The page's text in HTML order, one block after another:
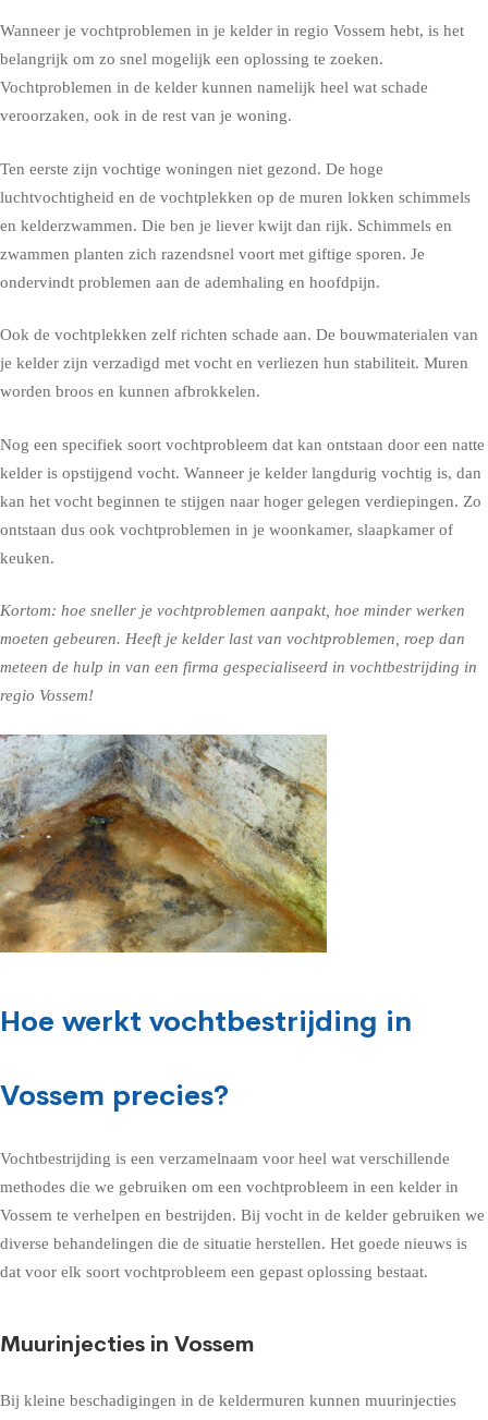
Wanneer je vochtproblemen in je kelder in regio Vossem hebt, is het
belangrijk om zo snel mogelijk een oplossing te zoeken.
Vochtproblemen in de kelder kunnen namelijk heel wat schade
veroorzaken, ook in de rest van je woning.
Ten eerste zijn vochtige woningen niet gezond. De hoge
luchtvochtigheid en de vochtplekken op de muren lokken schimmels
en kelderzwammen. Die ben je liever kwijt dan rijk. Schimmels en
zwammen planten zich razendsnel voort met giftige sporen. Je
ondervindt problemen aan de ademhaling en hoofdpijn.
Ook de vochtplekken zelf richten schade aan. De bouwmaterialen van
je kelder zijn verzadigd met vocht en verliezen hun stabiliteit. Muren
worden broos en kunnen afbrokkelen.
Nog een specifiek soort vochtprobleem dat kan ontstaan door een natte
kelder is opstijgend vocht. Wanneer je kelder langdurig vochtig is, dan
kan het vocht beginnen te stijgen naar hoger gelegen verdiepingen. Zo
ontstaan dus ook vochtproblemen in je woonkamer, slaapkamer of
keuken.
Kortom: hoe sneller je vochtproblemen aanpakt, hoe minder werken
moeten gebeuren. Heeft je kelder last van vochtproblemen, roep dan
meteen de hulp in van een firma gespecialiseerd in vochtbestrijding in
regio Vossem!
Hoe werkt vochtbestrijding in
Vossem precies?
Vochtbestrijding is een verzamelnaam voor heel wat verschillende
methodes die we gebruiken om een vochtprobleem in een kelder in
Vossem te verhelpen en bestrijden. Bij vocht in de kelder gebruiken we
diverse behandelingen die de situatie herstellen. Het goede nieuws is
dat voor elk soort vochtprobleem een gepast oplossing bestaat.
Muurinjecties in Vossem
Bij kleine beschadigingen in de keldermuren kunnen muurinjecties